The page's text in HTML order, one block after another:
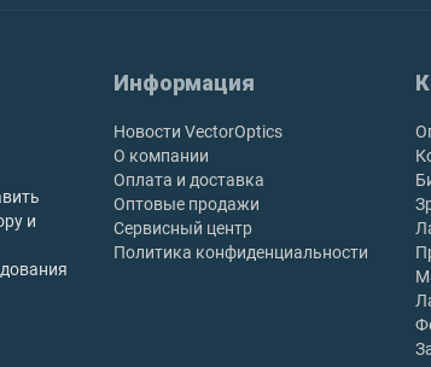
и
Информация
Новости VectorOptics
О компании
Оплата и доставка
Оптовые продажи
Сервисный центр
Политика конфиденциальности